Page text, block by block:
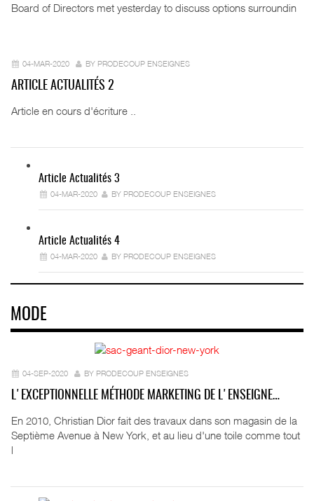
Board of Directors met yesterday to discuss options surroundin
04-MAR-2020 BY PRODECOUP ENSEIGNES
ARTICLE ACTUALITÉS 2
Article en cours d'écriture ..
Article Actualités 3
04-MAR-2020 BY PRODECOUP ENSEIGNES
Article Actualités 4
04-MAR-2020 BY PRODECOUP ENSEIGNES
MODE
04-SEP-2020 BY PRODECOUP ENSEIGNES
L'EXCEPTIONNELLE MÉTHODE MARKETING DE L'ENSEIGNE…
En 2010, Christian Dior fait des travaux dans son magasin de la
Septième Avenue à New York, et au lieu d'une toile comme tout
l